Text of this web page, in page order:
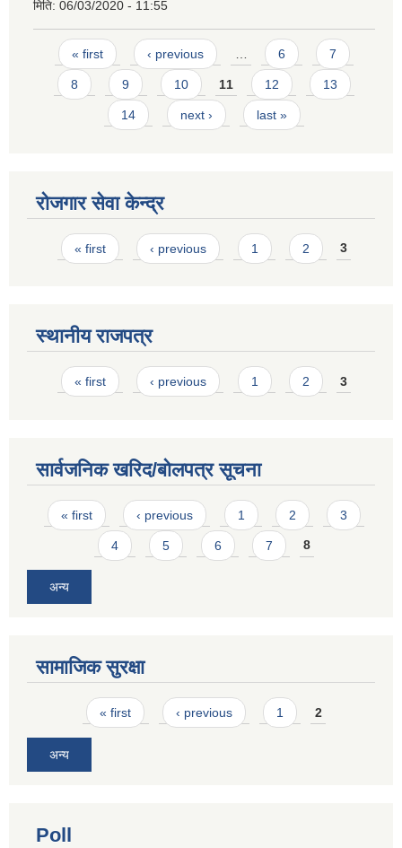
मिति: 06/03/2020 - 11:55
Pages
« first ‹ previous 6 7
8 9 10 11 12 13
14 next › last »
रोजगार सेवा केन्द्र
Pages
« first ‹ previous 1 2 3
स्थानीय राजपत्र
Pages
« first ‹ previous 1 2 3
सार्वजनिक खरिद/बोलपत्र सूचना
Pages
« first ‹ previous 1 2 3
4 5 6 7 8
अन्य
सामाजिक सुरक्षा
Pages« first ‹ previous 1 2
अन्य
Poll